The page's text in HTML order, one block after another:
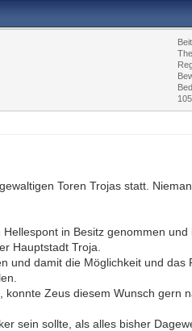
Toren Trojas statt.
in Besitz genommen und
Hauptstadt Troja.
und damit die Möglichkeit und das
Zeus diesem Wunsch gern
sein sollte, als alles bisher